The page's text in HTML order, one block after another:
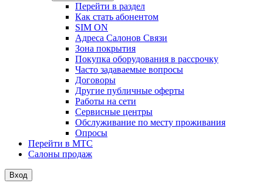
Перейти в раздел
Как стать абонентом
SIM ON
Адреса Салонов Связи
Зона покрытия
Покупка оборудования в рассрочку
Часто задаваемые вопросы
Договоры
Другие публичные оферты
Работы на сети
Сервисные центры
Обслуживание по месту проживания
Опросы
Перейти в МТС
Салоны продаж
Вход